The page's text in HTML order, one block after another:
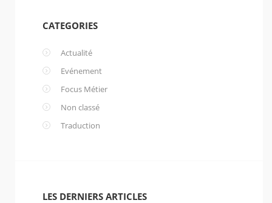
CATEGORIES
Actualité
Evénement
Focus Métier
Non classé
Traduction
LES DERNIERS ARTICLES